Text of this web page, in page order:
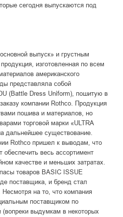
сегодня выпускаются под
выпуск» и грустным
изготовленная по всем
американского
представляла собой
(Battle Dress Uniform), пошитую в
компании Rothco. Продукция
пошива и материалов, но
торговой марки «ULTRA
дальнейшее существование.
Rothco пришел к выводам, что
обеспечить весь ассортимент
качестве и меньших затратах.
товаров BASIC ISSUE
поставщика, и бренд стал
на то, что компания
поставщиком по
(вопреки выдумкам в некоторых